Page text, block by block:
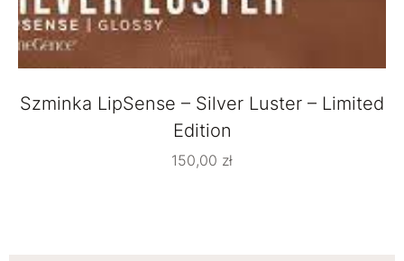
Szminka LipSense – Silver Luster – Limited
Edition
150,00 zł